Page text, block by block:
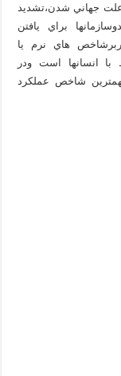
علت جهاني شدن،تشديد
براي يافتن
هاي نرم يا
انسانها است ودر
شاخص عملكرد